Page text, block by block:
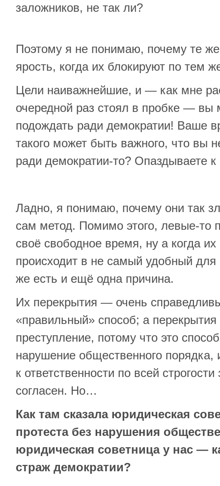
заложников, не так ли?
Поэтому я не понимаю, почему те
ярость, когда их блокируют по тем
Цели наиважнейшие, и — как мне
очередной раз стоял в пробке — вы
подождать ради демократии! Ваше
такого может быть важного, что вы
ради демократии-то? Опаздываете
Ладно, я понимаю, почему они так
сам метод. Помимо этого, левые-то
своё свободное время, ну а когда их
происходит в не самый удобный
же есть и ещё одна причина.
Их перекрытия — очень
«правильный» способ; а
преступление, потому что это
нарушение общественного порядка,
к ответственности по всей
согласен. Но…
Как там сказала юридическая
протеста без нарушения
юридическая советница у нас —
страж демократии?